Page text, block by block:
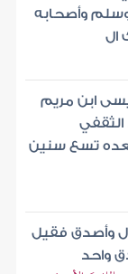
وسلم وأصحابه
ال
ابن مريم
تسع سنين
وأصدق فقيل
واحد